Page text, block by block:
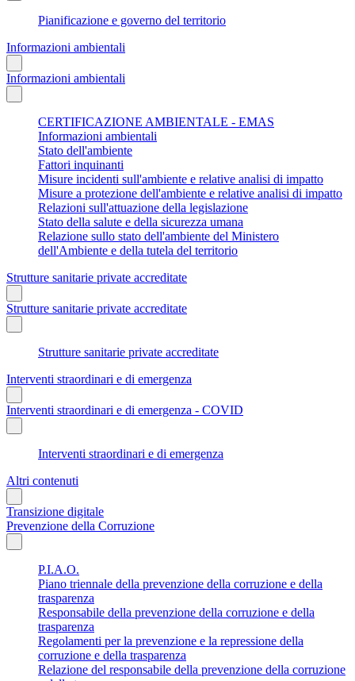
Pianificazione e governo del territorio
Informazioni ambientali
Informazioni ambientali
CERTIFICAZIONE AMBIENTALE - EMAS
Informazioni ambientali
Stato dell'ambiente
Fattori inquinanti
Misure incidenti sull'ambiente e relative analisi di impatto
Misure a protezione dell'ambiente e relative analisi di impatto
Relazioni sull'attuazione della legislazione
Stato della salute e della sicurezza umana
Relazione sullo stato dell'ambiente del Ministero
dell'Ambiente e della tutela del territorio
Strutture sanitarie private accreditate
Strutture sanitarie private accreditate
Strutture sanitarie private accreditate
Interventi straordinari e di emergenza
Interventi straordinari e di emergenza - COVID
Interventi straordinari e di emergenza
Altri contenuti
Transizione digitale
Prevenzione della Corruzione
P.I.A.O.
Piano triennale della prevenzione della corruzione e della
trasparenza
Responsabile della prevenzione della corruzione e della
trasparenza
Regolamenti per la prevenzione e la repressione della
corruzione e della trasparenza
Relazione del responsabile della prevenzione della corruzione